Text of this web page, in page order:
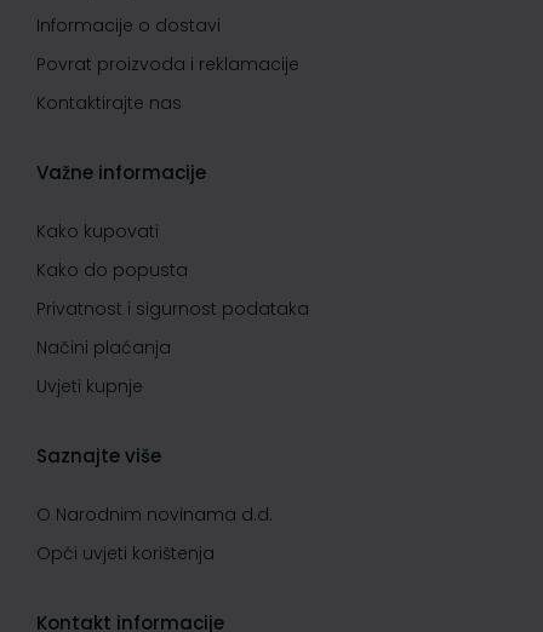
Informacije o dostavi
Povrat proizvoda i reklamacije
Kontaktirajte nas
Važne informacije
Kako kupovati
Kako do popusta
Privatnost i sigurnost podataka
Načini plaćanja
Uvjeti kupnje
Saznajte više
O Narodnim novinama d.d.
Opći uvjeti korištenja
Kontakt informacije